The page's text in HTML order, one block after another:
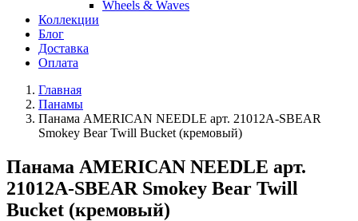
Wheels & Waves
Коллекции
Блог
Доставка
Оплата
Главная
Панамы
Панама AMERICAN NEEDLE арт. 21012A-SBEAR
Smokey Bear Twill Bucket (кремовый)
Панама AMERICAN NEEDLE арт.
21012A-SBEAR Smokey Bear Twill
Bucket (кремовый)